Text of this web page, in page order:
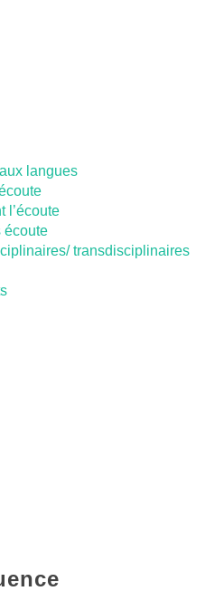
langues
l’écoute
écoute
transdisciplinaires